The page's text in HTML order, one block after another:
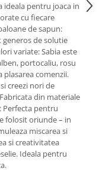
ideala pentru joaca in
cu fiecare
de sapun:
generos de solutie
variate: Sabia este
portocaliu, rosu
plasarea comenzii.
creezi nori de
din materiale
Perfecta pentru
folosit oriunde – in
miscarea si
si creativitatea
Ideala pentru